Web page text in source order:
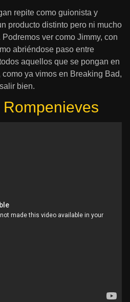
repite como guionista y
producto distinto pero ni mucho
ver como Jimmy, con
abriéndose paso entre
aquellos que se pongan en
ya vimos en Breaking Bad,
bien.